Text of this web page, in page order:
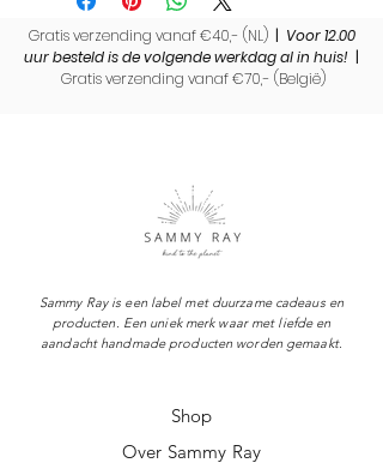
Gratis verzending vanaf €40,- (NL)| Voor 12.00
uur besteld is de volgende werkdag al in huis!
Gratis verzending vanaf €70,- (België)
Sammy Ray is een label met duurzame cadeaus en
producten. Een uniek merk waar met liefde en
aandacht handmade producten worden gemaakt.
Shop
Over Sammy Ray